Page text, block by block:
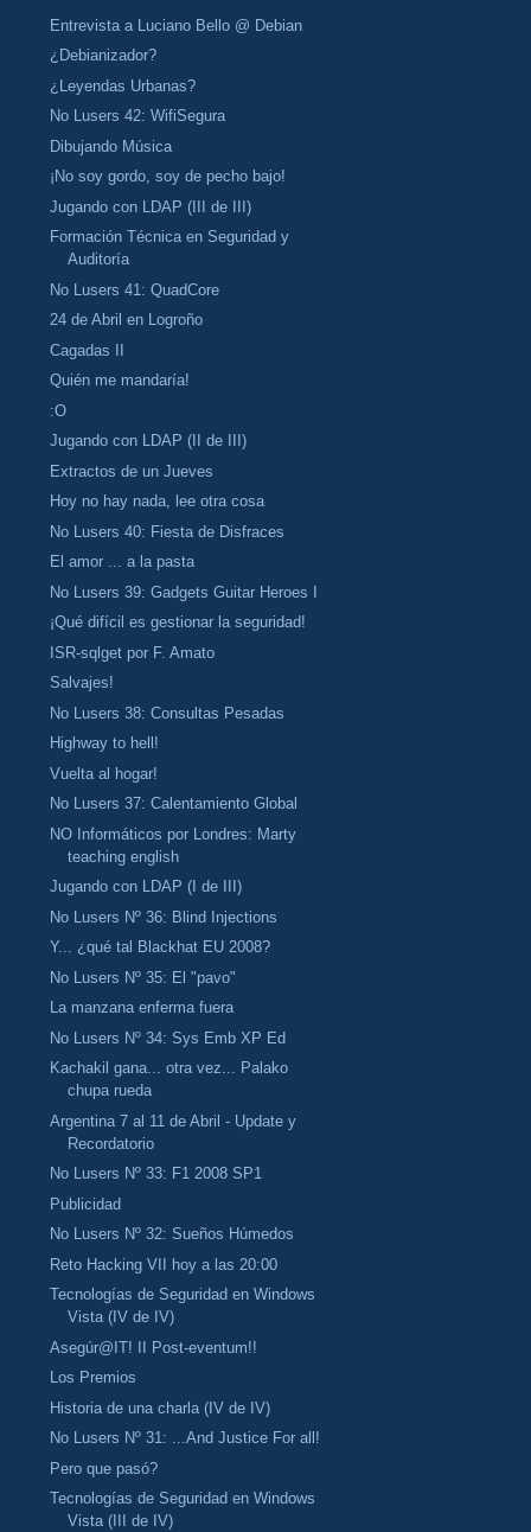
Entrevista a Luciano Bello @ Debian
¿Debianizador?
¿Leyendas Urbanas?
No Lusers 42: WifiSegura
Dibujando Música
¡No soy gordo, soy de pecho bajo!
Jugando con LDAP (III de III)
Formación Técnica en Seguridad y
Auditoría
No Lusers 41: QuadCore
24 de Abril en Logroño
Cagadas II
Quién me mandaría!
:O
Jugando con LDAP (II de III)
Extractos de un Jueves
Hoy no hay nada, lee otra cosa
No Lusers 40: Fiesta de Disfraces
El amor ... a la pasta
No Lusers 39: Gadgets Guitar Heroes I
¡Qué difícil es gestionar la seguridad!
ISR-sqlget por F. Amato
Salvajes!
No Lusers 38: Consultas Pesadas
Highway to hell!
Vuelta al hogar!
No Lusers 37: Calentamiento Global
NO Informáticos por Londres: Marty
teaching english
Jugando con LDAP (I de III)
No Lusers Nº 36: Blind Injections
Y... ¿qué tal Blackhat EU 2008?
No Lusers Nº 35: El "pavo"
La manzana enferma fuera
No Lusers Nº 34: Sys Emb XP Ed
Kachakil gana... otra vez... Palako
chupa rueda
Argentina 7 al 11 de Abril - Update y
Recordatorio
No Lusers Nº 33: F1 2008 SP1
Publicidad
No Lusers Nº 32: Sueños Húmedos
Reto Hacking VII hoy a las 20:00
Tecnologías de Seguridad en Windows
Vista (IV de IV)
Asegúr@IT! II Post-eventum!!
Los Premios
Historia de una charla (IV de IV)
No Lusers Nº 31: ...And Justice For all!
Pero que pasó?
Tecnologías de Seguridad en Windows
Vista (III de IV)